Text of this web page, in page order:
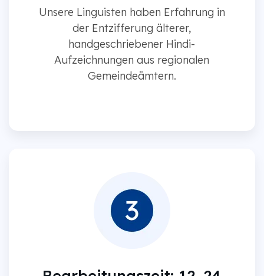
Unsere Linguisten haben Erfahrung in
der Entzifferung älterer,
handgeschriebener Hindi-
Aufzeichnungen aus regionalen
Gemeindeämtern.